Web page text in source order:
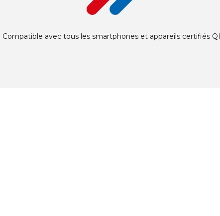
Compatible avec tous les smartphones et appareils certifiés QI